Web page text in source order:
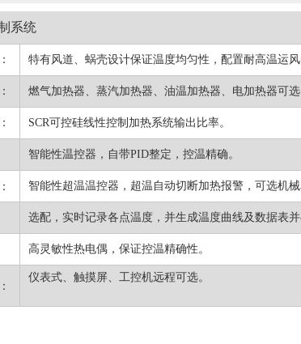
系统
特有风道、蜗壳设计保证温度均匀性，配置耐高温运风
燃气加热器、蒸汽加热器、油温加热器、电加热器可选
SCR可控硅线性控制加热系统输出比率。
智能性温控器，自带PID整定，控温精确。
智能性超温温控器，超温自动切断加热报警，可选机械
选配，实时记录各点温度，并生成温度曲线及数据表并
高灵敏性热电偶，保证控温精确性。
仪表式、触摸屏、工控机远程可选。